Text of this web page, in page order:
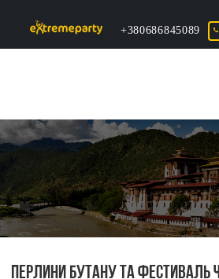
+380686845089
ПЕРЛИНИ БУТАНУ ТА ФЕСТИВАЛЬ